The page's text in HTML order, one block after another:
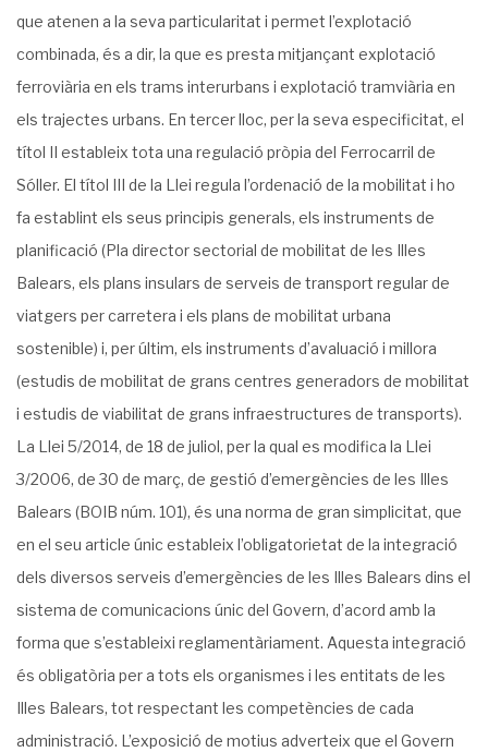
que atenen a la seva particularitat i permet l’explotació
combinada, és a dir, la que es presta mitjançant explotació
ferroviària en els trams interurbans i explotació tramviària en
els trajectes urbans. En tercer lloc, per la seva especificitat, el
títol II estableix tota una regulació pròpia del Ferrocarril de
Sóller. El títol III de la Llei regula l’ordenació de la mobilitat i ho
fa establint els seus principis generals, els instruments de
planificació (Pla director sectorial de mobilitat de les Illes
Balears, els plans insulars de serveis de transport regular de
viatgers per carretera i els plans de mobilitat urbana
sostenible) i, per últim, els instruments d’avaluació i millora
(estudis de mobilitat de grans centres generadors de mobilitat
i estudis de viabilitat de grans infraestructures de transports).
La Llei 5/2014, de 18 de juliol, per la qual es modifica la Llei
3/2006, de 30 de març, de gestió d’emergències de les Illes
Balears (BOIB núm. 101), és una norma de gran simplicitat, que
en el seu article únic estableix l’obligatorietat de la integració
dels diversos serveis d’emergències de les Illes Balears dins el
sistema de comunicacions únic del Govern, d’acord amb la
forma que s’estableixi reglamentàriament. Aquesta integració
és obligatòria per a tots els organismes i les entitats de les
Illes Balears, tot respectant les competències de cada
administració. L’exposició de motius adverteix que el Govern